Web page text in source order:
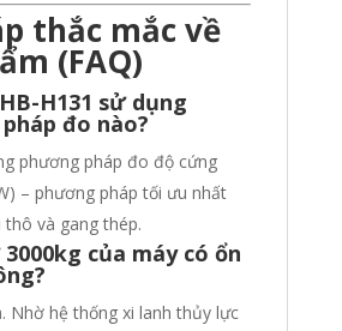
thắc mắc về
(FAQ)
H131 sử dụng
đo nào?
phương pháp đo độ cứng
– phương pháp tối ưu nhất
thô và gang thép.
của máy có ổn
Nhờ hệ thống xi lanh thủy lực